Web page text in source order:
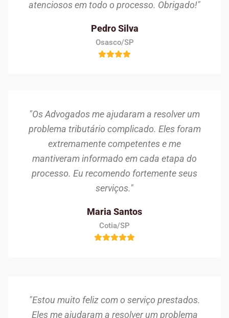
atenciosos em todo o processo. Obrigado!"
Pedro Silva
Osasco/SP
"Os Advogados me ajudaram a resolver um
problema tributário complicado. Eles foram
extremamente competentes e me
mantiveram informado em cada etapa do
processo. Eu recomendo fortemente seus
serviços."
Maria Santos
Cotia/SP
"Estou muito feliz com o serviço prestados.
Eles me ajudaram a resolver um problema